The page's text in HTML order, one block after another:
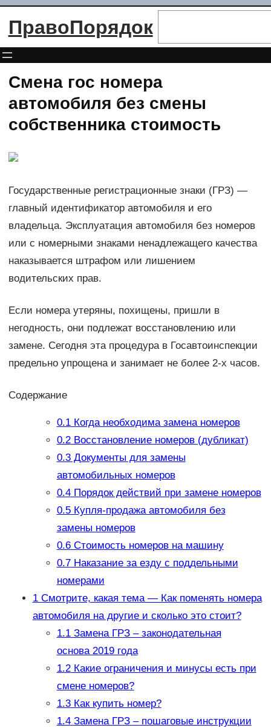
Перейти
ПравоПорядок
Смена гос номера
автомобиля без смены
собственника стоимость
Государственные регистрационные знаки (ГРЗ) —
главный идентификатор автомобиля и его
владельца. Эксплуатация автомобиля без номеров
или с номерными знаками ненадлежащего качества
наказывается штрафом или лишением
водительских прав.
Если номера утеряны, похищены, пришли в
негодность, они подлежат восстановлению или
замене. Сегодня эта процедура в Госавтоинспекции
предельно упрощена и занимает не более 2-х часов.
Содержание
0.1Когда необходима замена номеров
0.2Восстановление номеров (дубликат)
0.3Документы для замены
автомобильных номеров
0.4Порядок действий при замене номеров
0.5Купля-продажа автомобиля без
замены номеров
0.6Стоимость номеров на машину
0.7Наказание за езду с поддельными
номерами
1Смотрите, какая тема — Как поменять номера
автомобиля на другие и сколько это стоит?
1.1Замена ГРЗ – законодательная
основа 2019 года
1.2Какие ограничения и минусы есть при
смене номеров?
1.3Как купить номер?
1.4Замена ГРЗ – пошаговые инструкции